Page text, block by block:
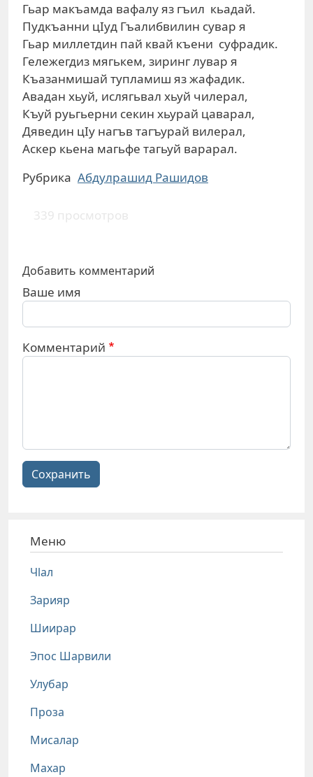
Гьар макъамда вафалу яз гъил кьадай.
Пудкъанни цIуд Гъалибвилин сувар я
Гьар миллетдин пай квай къени суфрадик.
Гележегдиз мягькем, зиринг лувар я
Къазанмишай тупламиш яз жафадик.
Авадан хьуй, ислягьвал хьуй чилерал,
Къуй руьгьерни секин хьурай цаварал,
Дяведин цIу нагъв тагъурай вилерал,
Аскер кьена магьфе тагьуй варарал.
Рубрика Абдулрашид Рашидов
339 просмотров
Добавить комментарий
Ваше имя
Комментарий
Сохранить
Меню
Чlал
Зарияр
Шиирар
Эпос Шарвили
Улубар
Проза
Мисалар
Махар